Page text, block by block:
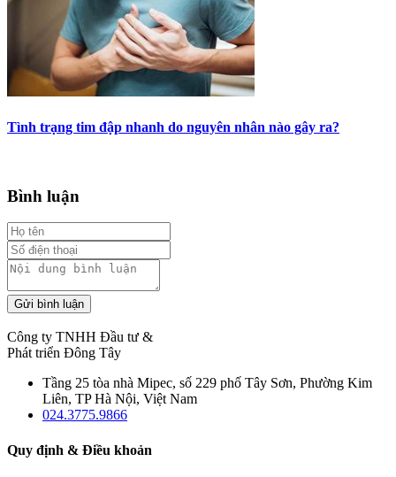
Tình trạng tim đập nhanh do nguyên nhân nào gây ra?
Bình luận
Gửi bình luận
Công ty TNHH Đầu tư &
Phát triển Đông Tây
Tầng 25 tòa nhà Mipec, số 229 phố Tây Sơn, Phường Kim
Liên, TP Hà Nội, Việt Nam
024.3775.9866
Quy định & Điều khoản